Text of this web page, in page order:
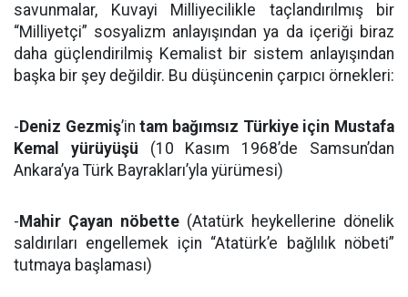
savunmalar, Kuvayi Milliyecilikle taçlandırılmış bir
“Milliyetçi” sosyalizm anlayışından ya da içeriği biraz
daha güçlendirilmiş Kemalist bir sistem anlayışından
başka bir şey değildir. Bu düşüncenin çarpıcı örnekleri:
- Deniz Gezmiş’intam bağımsız Türkiye için Mustafa
Kemal yürüyüşü (10 Kasım 1968’de Samsun’dan
Ankara’ya Türk Bayrakları’yla yürümesi)
- Mahir Çayan nöbette (Atatürk heykellerine dönelik
saldırıları engellemek için “Atatürk’e bağlılık nöbeti”
tutmaya başlaması)